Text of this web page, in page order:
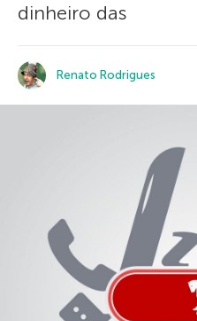
dinheiro das
Renato Rodrigues